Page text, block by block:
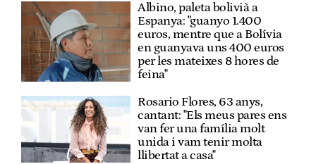
Albino, paleta bolivià a
Espanya: "guanyo 1.400
euros, mentre que a Bolívia
en guanyava uns 400 euros
per les mateixes 8 hores de
feina"
Rosario Flores, 63 anys,
cantant: "Els meus pares ens
van fer una família molt
unida i vam tenir molta
llibertat a casa"